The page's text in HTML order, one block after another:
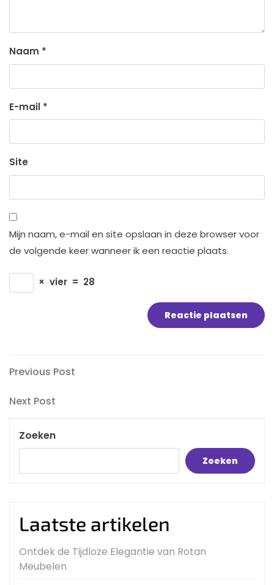
Naam *
E-mail *
Site
Mijn naam, e-mail en site opslaan in deze browser voor
de volgende keer wanneer ik een reactie plaats.
× vier = 28
Bericht
navigatie
Previous
Previous Post
Next
Next Post
Zoeken
Zoeken
Laatste artikelen
Ontdek de Tijdloze Elegantie van Rotan
Meubelen